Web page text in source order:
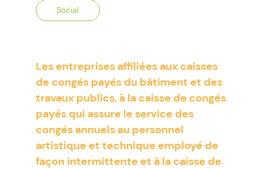
Social
Les entreprises affiliées aux caisses
de congés payés du bâtiment et des
travaux publics, à la caisse de congés
payés qui assure le service des
congés annuels au personnel
artistique et technique employé de
façon intermittente et à la caisse de